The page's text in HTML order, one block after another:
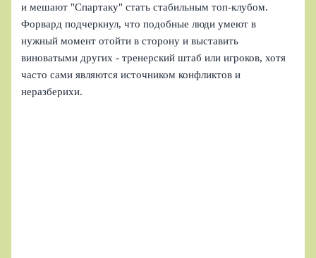
и мешают "Спартаку" стать стабильным топ-клубом.
Форвард подчеркнул, что подобные люди умеют в
нужный момент отойти в сторону и выставить
виноватыми других - тренерский штаб или игроков, хотя
часто сами являются источником конфликтов и
неразберихи.